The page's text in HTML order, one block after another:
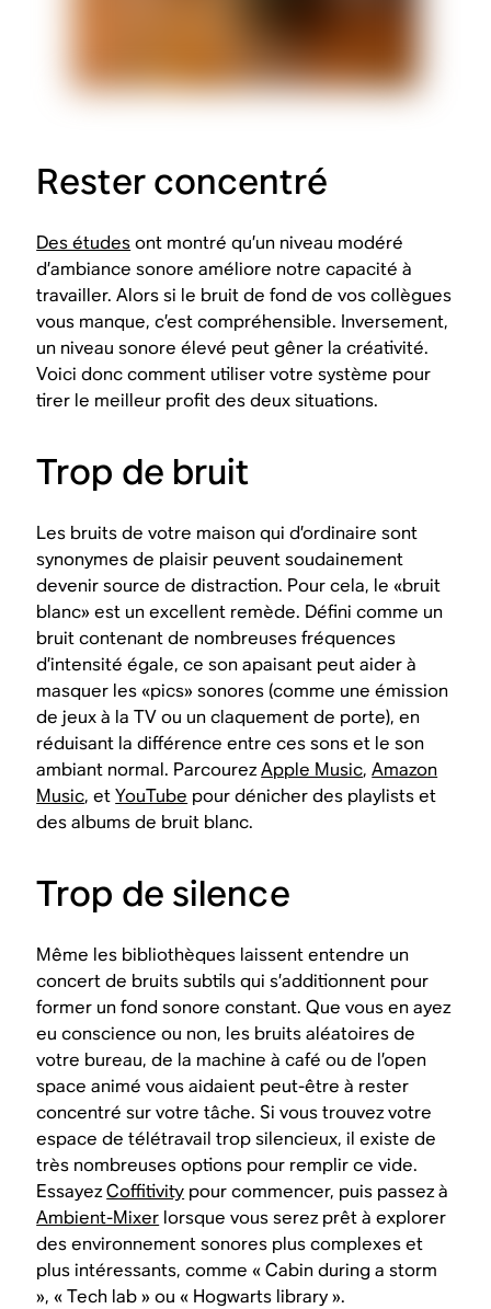
Rester concentré
Des étudesont montré qu’un niveau modéré
d’ambiance sonore améliore notre capacité à
travailler. Alors si le bruit de fond de vos collègues
vous manque, c’est compréhensible. Inversement,
un niveau sonore élevé peut gêner la créativité.
Voici donc comment utiliser votre système pour
tirer le meilleur profit des deux situations.
Trop de bruit
Les bruits de votre maison qui d’ordinaire sont
synonymes de plaisir peuvent soudainement
devenir source de distraction. Pour cela, le «bruit
blanc» est un excellent remède. Défini comme un
bruit contenant de nombreuses fréquences
d’intensité égale, ce son apaisant peut aider à
masquer les «pics» sonores (comme une émission
de jeux à la TV ou un claquement de porte), en
réduisant la différence entre ces sons et le son
ambiant normal. ParcourezApple Music,Amazon
Music, etYouTube pour dénicher des playlists et
des albums de bruit blanc.
Trop de silence
Même les bibliothèques laissent entendre un
concert de bruits subtils qui s’additionnent pour
former un fond sonore constant. Que vous en ayez
eu conscience ou non, les bruits aléatoires de
votre bureau, de la machine à café ou de l’open
space animé vous aidaient peut-être à rester
concentré sur votre tâche. Si vous trouvez votre
espace de télétravail trop silencieux, il existe de
très nombreuses options pour remplir ce vide.
EssayezCoffitivity pour commencer, puis passez à
Ambient-Mixer lorsque vous serez prêt à explorer
des environnement sonores plus complexes et
plus intéressants, comme « Cabin during a storm
», « Tech lab » ou « Hogwarts library ».